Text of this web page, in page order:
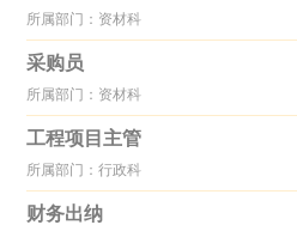
所属部门：资材科
采购员
所属部门：资材科
工程项目主管
所属部门：行政科
财务出纳